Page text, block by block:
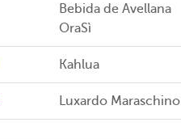
Bebida de Avellana
OraSì
Kahlua
Luxardo Maraschino